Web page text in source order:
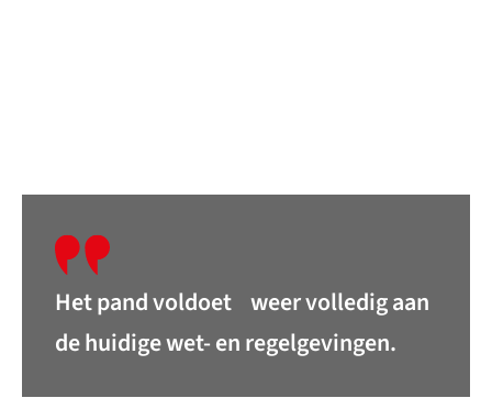
Het pand voldoet weer volledig aan
de huidige wet- en regelgevingen.